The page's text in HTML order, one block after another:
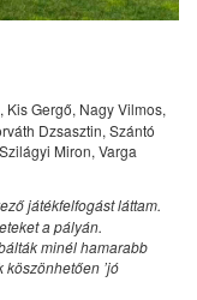
Kis Gergő, Nagy Vilmos,
Dzsasztin, Szántó
Miron, Varga
játékfelfogást láttam.
a pályán.
minél hamarabb
’jó